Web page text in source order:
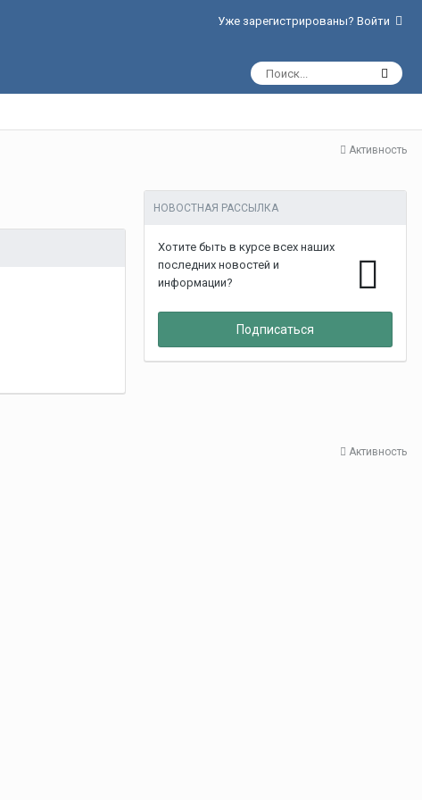
Уже зарегистрированы? Войти
Активность
НОВОСТНАЯ РАССЫЛКА
Хотите быть в курсе всех наших
последних новостей и
информации?
Подписаться
Активность